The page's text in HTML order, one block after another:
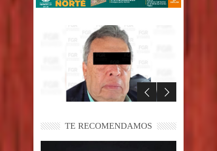
TE RECOMENDAMOS